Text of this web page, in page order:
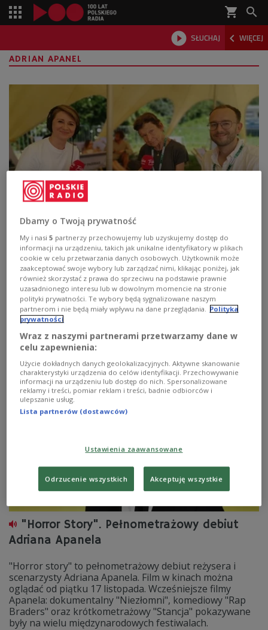
shopping_cart 
 SŁUCHAJ  WIĘCEJ

ADRIAN APANEL
Festiwal BNP Paribas Dwa Brzegi po raz
osiemnasty
W Kazimierzu Dolnym i Janowcu nad Wisłą Festiwalu
Filmu i Sztuki BNP Paribas Dwa Brzegi. Tegoroczna,
osiemnasta edycja festiwalu odbywa się w dniach 27
lipca - 4 sierpnia. Organizatorzy zapraszają do
malowniczego Kazimierza Dolnego i równie urokliwego
Janowca na spotkanie z filmami, ale także z muzyką,
sztukami plastycznymi i literaturą.
Zobacz więcej na temat:Trójka
Katarzyna Borowiecka
Festiwal Dwa Brzegi
Grażyna Torbicka
Jadwiga Jankowska-Cieślak
Dorota Kędzierzawska FILM
Kazimierz Dolny KULTURA
"Horror Story". Pełnometrażowy debiut
Adriana Apanela
"Horror story" to pełnometrażowy debiut reżysera i
scenarzysty Adriana Apanela. Film w kinach można
oglądać od piątku 17 listopada. Wcześniejsze filmy
Apanela: dokumentalny "Niezłomni", komediowy "Rap
Braders" oraz krótkometrażowy "Stancja" pokazywane
były na wielu międzynarodowych festiwalach.
Dbamy o Twoją prywatność
My i nasi5 partnerzy przechowujemy lub uzyskujemy dostęp do
informacji na urządzeniu, takich jak unikalne identyfikatory w plikach
cookie w celu przetwarzania danych osobowych. Użytkownik może
zaakceptować swoje wybory lub zarządzać nimi, klikając poniżej, jak
również skorzystać z prawa do sprzeciwu na podstawie prawnie
uzasadnionego interesu lub w dowolnym momencie na stronie
polityki prywatności. Te wybory będą sygnalizowane naszym
partnerom i nie będą miały wpływu na dane przeglądania.
Polityka
prywatności
Wraz z naszymi partnerami przetwarzamy dane w
celu zapewnienia:
Użycie dokładnych danych geolokalizacyjnych. Aktywne skanowanie
charakterystyki urządzenia do celów identyfikacji. Przechowywanie
informacji na urządzeniu lub dostęp do nich. Spersonalizowane
reklamy i treści, pomiar reklam i treści, badnie odbiorców i
ulepszanie usług.
Lista partnerów (dostawców)
Ustawienia zaawansowane
Odrzucenie wszystkich Akceptuję wszystkie